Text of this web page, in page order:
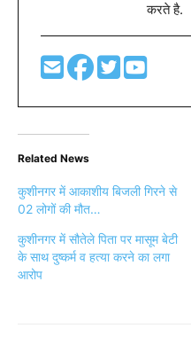
करते है.
Related News
कुशीनगर में आकाशीय बिजली गिरने से
02 लोगों की मौत…
कुशीनगर में सौतेले पिता पर मासूम बेटी
के साथ दुष्कर्म व हत्या करने का लगा
आरोप